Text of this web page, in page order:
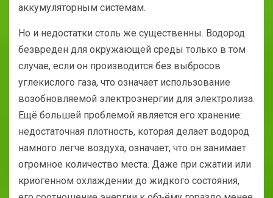
аккумуляторным системам.
Но и недостатки столь же существенны. Водород
безвреден для окружающей среды только в том
случае, если он производится без выбросов
углекислого газа, что означает использование
возобновляемой электроэнергии для электролиза.
Ещё большей проблемой является его хранение:
недостаточная плотность, которая делает водород
намного легче воздуха, означает, что он занимает
огромное количество места. Даже при сжатии или
криогенном охлаждении до жидкого состояния,